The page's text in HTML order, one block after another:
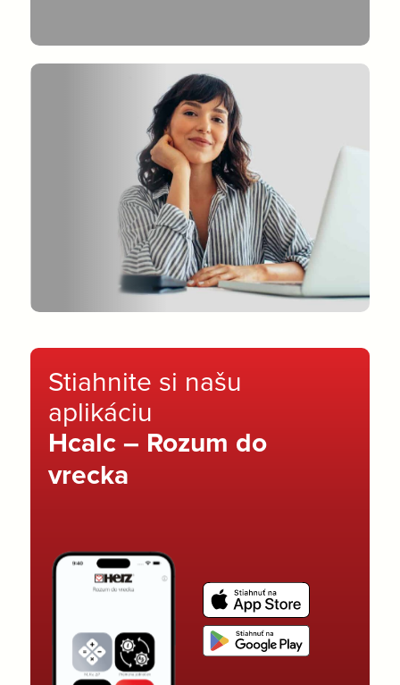
Stiahnite si našu
aplikáciu
Hcalc – Rozum do
vrecka